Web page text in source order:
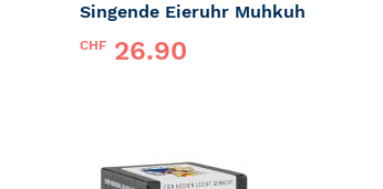
Singende Eieruhr Muhkuh
CHF 26.90